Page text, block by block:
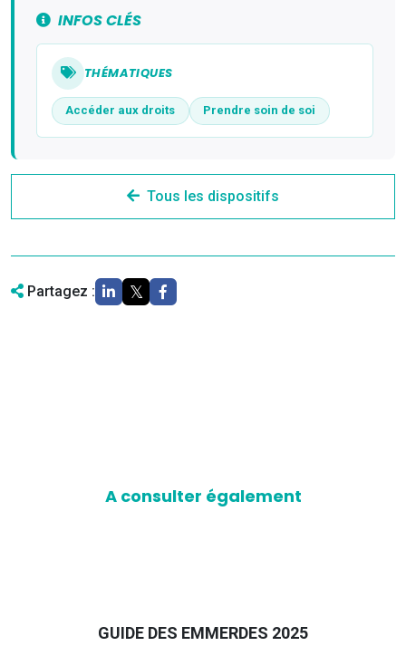
INFOS CLÉS
THÉMATIQUES
Accéder aux droits Prendre soin de soi
Tous les dispositifs
Partagez :
A consulter également
GUIDE DES EMMERDES 2025